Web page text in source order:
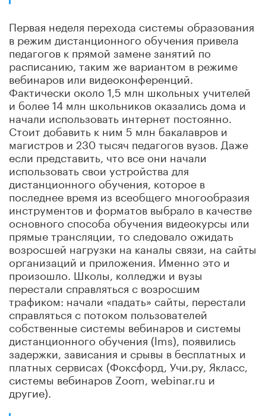
Первая неделя перехода системы образования
в режим дистанционного обучения привела
педагогов к прямой замене занятий по
расписанию, таким же вариантом в режиме
вебинаров или видеоконференций.
Фактически около 1,5 млн школьных учителей
и более 14 млн школьников оказались дома и
начали использовать интернет постоянно.
Стоит добавить к ним 5 млн бакалавров и
магистров и 230 тысяч педагогов вузов. Даже
если представить, что все они начали
использовать свои устройства для
дистанционного обучения, которое в
последнее время из всеобщего многообразия
инструментов и форматов выбрало в качестве
основного способа обучения видеокурсы или
прямые трансляции, то следовало ожидать
возросшей нагрузки на каналы связи, на сайты
организаций и приложения. Именно это и
произошло. Школы, колледжи и вузы
перестали справляться с возросшим
трафиком: начали «падать» сайты, перестали
справляться с потоком пользователей
собственные сиcтемы вебинаров и системы
дистанционного обучения (lms), появились
задержки, зависания и срывы в бесплатных и
платных сервисах (Фоксфорд, Учи.ру, Якласс,
системы вебинаров Zoom, webinar.ru и
другие).